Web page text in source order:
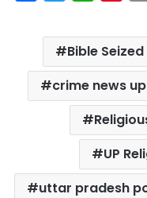
c
b
o
i
t
t
e
a
t
s
A
p
p
n
t
e
r
e
s
t
Bible Seized
crime news up
UP
uttar pradesh